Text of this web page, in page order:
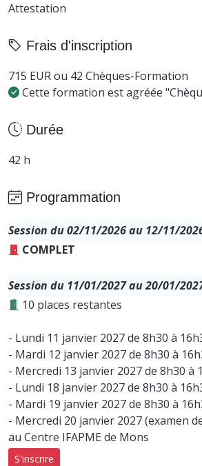
Attestation
Frais d'inscription
715 EUR ou 42 Chèques-Formation
Cette formation est agréée
Durée
42 h
Programmation
Session du 02/11/2026 au 12/11/
COMPLET
Session du 11/01/2027 au 20/01/
10 places restantes
- Lundi 11 janvier 2027 de 8h30 à
- Mardi 12 janvier 2027 de 8h30 à
- Mercredi 13 janvier 2027 de 8h30 à
- Lundi 18 janvier 2027 de 8h30 à
- Mardi 19 janvier 2027 de 8h30 à
- Mercredi 20 janvier 2027 (examen
au Centre IFAPME de Mons
S'inscrire